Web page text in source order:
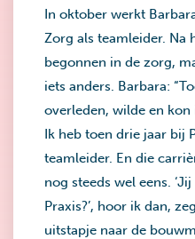
In oktober werkt
Zorg als teamleider. Na
begonnen in de zorg,
iets anders. Barbara:
overleden, wilde en
Ik heb toen drie jaar bij
teamleider. En die
nog steeds wel eens.
Praxis?’, hoor ik dan,
uitstapje naar de